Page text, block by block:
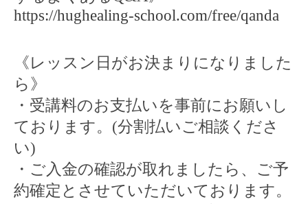
https://hughealing-school.com/free/qanda
《レッスン日がお決まりになりました
ら》
・受講料のお支払いを事前にお願いし
ております。(分割払いご相談くださ
い)
・ご入金の確認が取れましたら、ご予
約確定とさせていただいております。